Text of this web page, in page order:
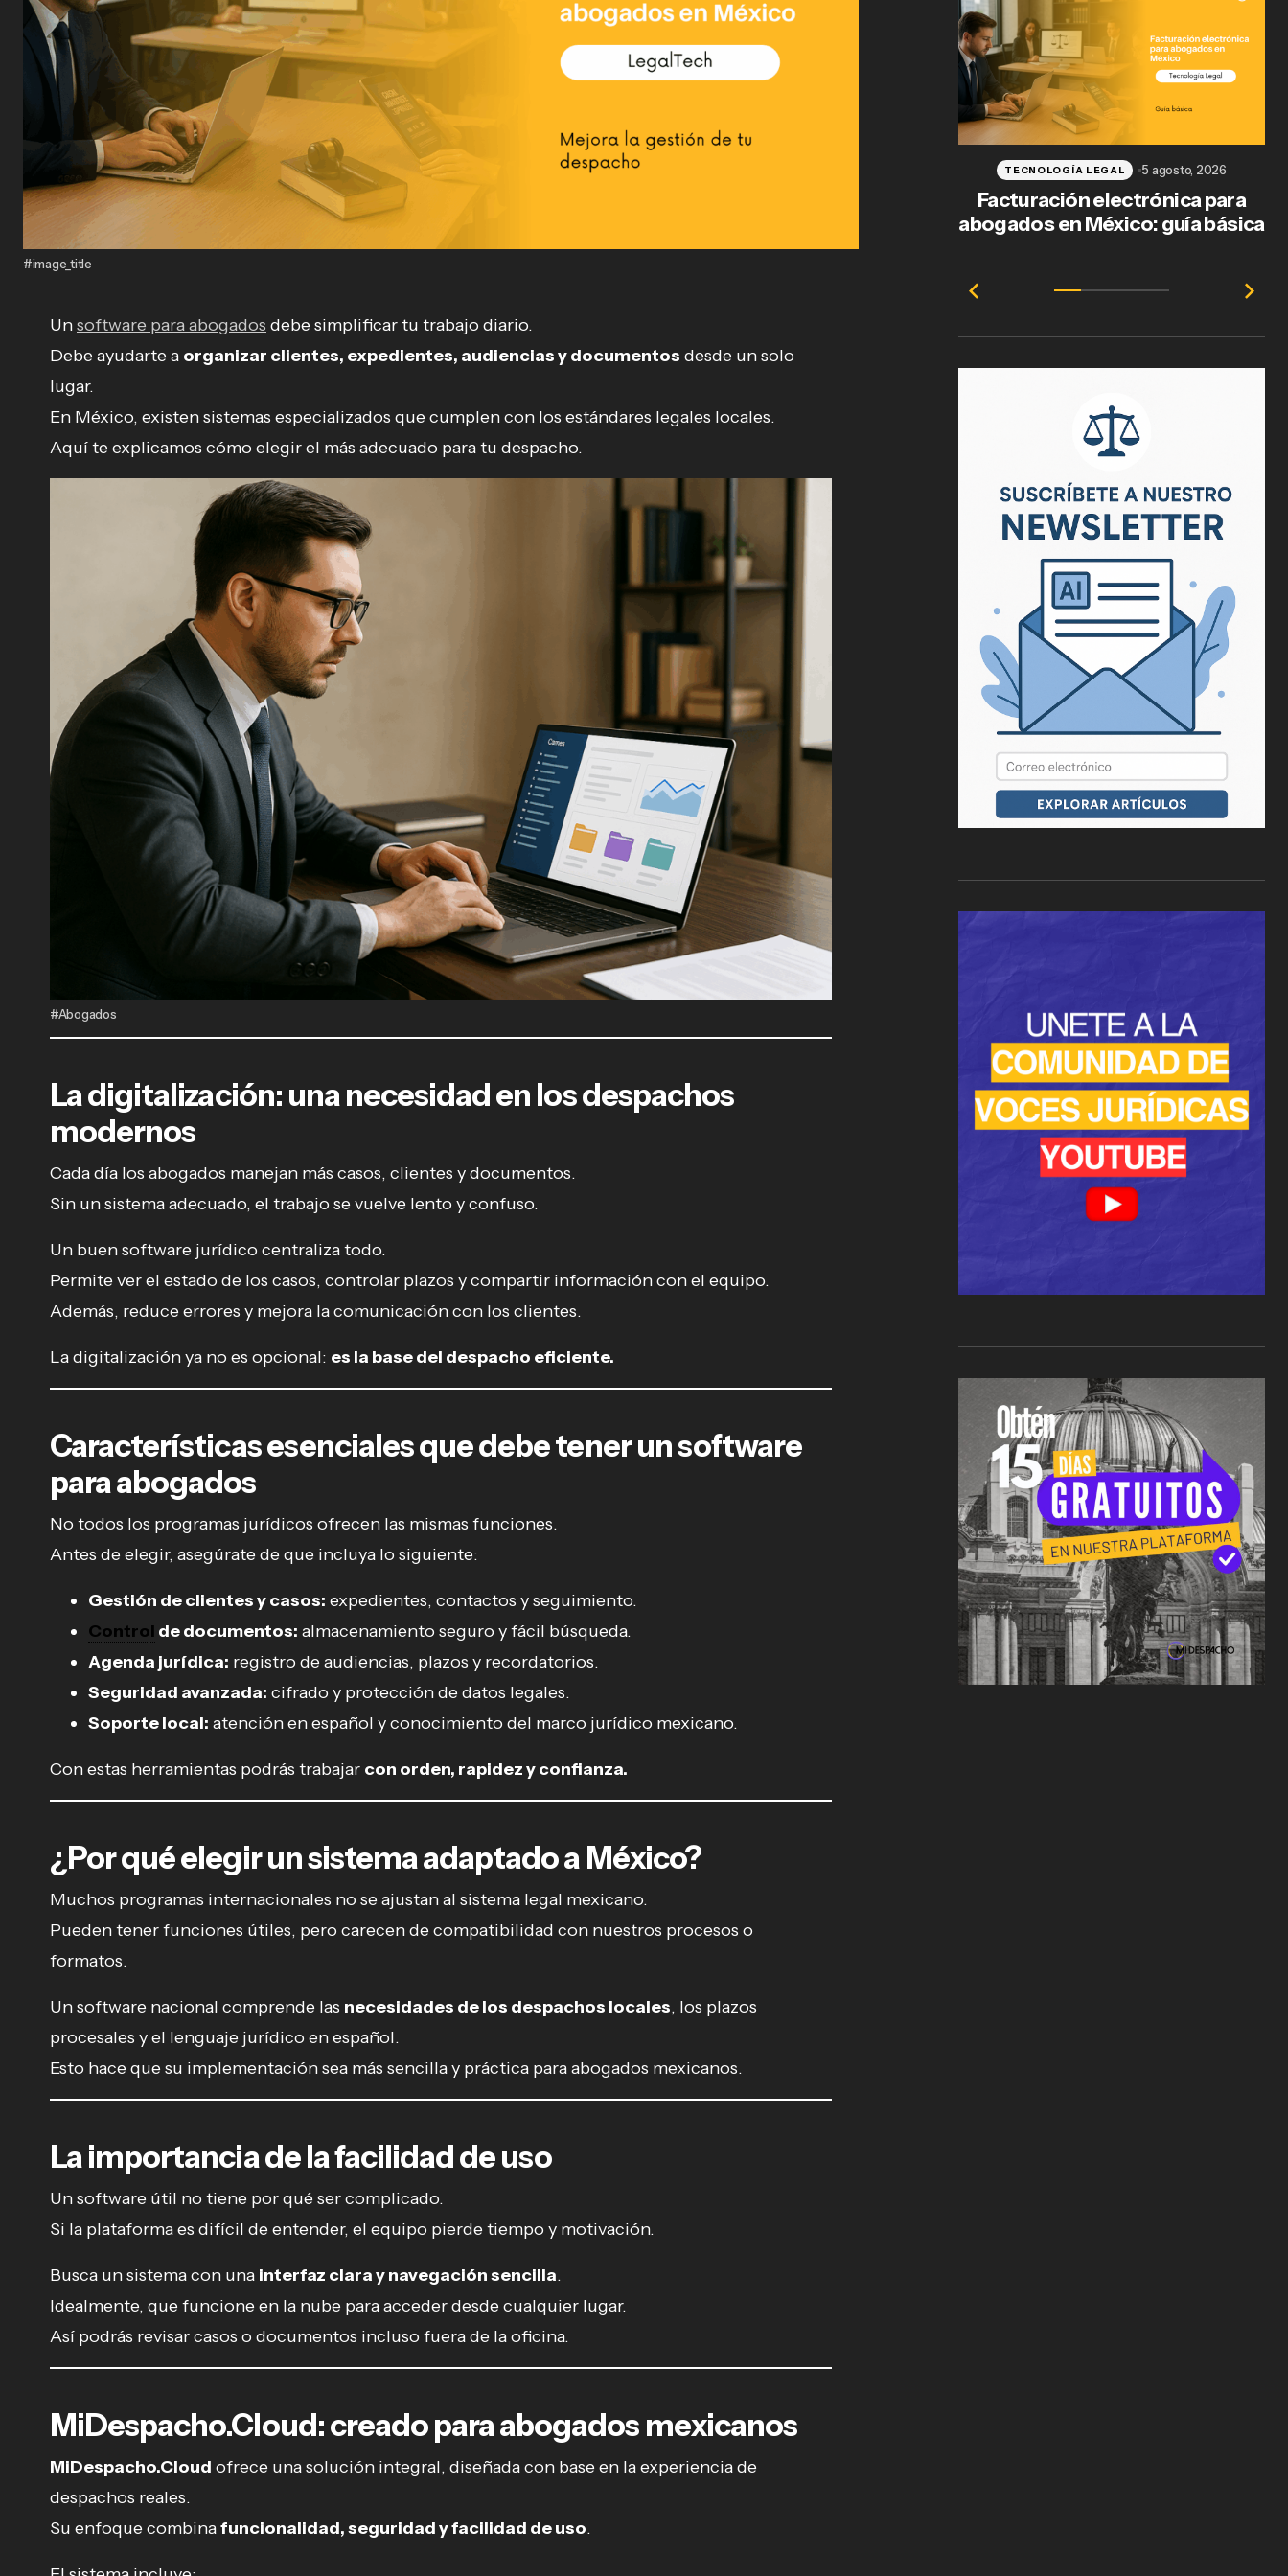
#image_title
Unsoftware para abogados debe simplificar tu trabajo diario.
Debe ayudarte a organizar clientes, expedientes, audiencias y documentos desde un solo
lugar.
En México, existen sistemas especializados que cumplen con los estándares legales locales.
Aquí te explicamos cómo elegir el más adecuado para tu despacho.
#Abogados
La digitalización: una necesidad en los despachos
modernos
Cada día los abogados manejan más casos, clientes y documentos.
Sin un sistema adecuado, el trabajo se vuelve lento y confuso.
Un buen software jurídico centraliza todo.
Permite ver el estado de los casos, controlar plazos y compartir información con el equipo.
Además, reduce errores y mejora la comunicación con los clientes.
La digitalización ya no es opcional: es la base del despacho eficiente.
Características esenciales que debe tener un software
para abogados
No todos los programas jurídicos ofrecen las mismas funciones.
Antes de elegir, asegúrate de que incluya lo siguiente:
Gestión de clientes y casos: expedientes, contactos y seguimiento.
Control de documentos: almacenamiento seguro y fácil búsqueda.
Agenda jurídica: registro de audiencias, plazos y recordatorios.
Seguridad avanzada: cifrado y protección de datos legales.
Soporte local: atención en español y conocimiento del marco jurídico mexicano.
Con estas herramientas podrás trabajar con orden, rapidez y confianza.
¿Por qué elegir un sistema adaptado a México?
Muchos programas internacionales no se ajustan al sistema legal mexicano.
Pueden tener funciones útiles, pero carecen de compatibilidad con nuestros procesos o
formatos.
Un software nacional comprende las necesidades de los despachos locales, los plazos
procesales y el lenguaje jurídico en español.
Esto hace que su implementación sea más sencilla y práctica para abogados mexicanos.
La importancia de la facilidad de uso
Un software útil no tiene por qué ser complicado.
Si la plataforma es difícil de entender, el equipo pierde tiempo y motivación.
Busca un sistema con una interfaz clara y navegación sencilla.
Idealmente, que funcione en la nube para acceder desde cualquier lugar.
Así podrás revisar casos o documentos incluso fuera de la oficina.
MiDespacho.Cloud: creado para abogados mexicanos
MiDespacho.Cloud ofrece una solución integral, diseñada con base en la experiencia de
despachos reales.
Su enfoque combinafuncionalidad, seguridad y facilidad de uso.
Facturación electrónica para
abogados en México: guía básica
TECNOLOGÍA LEGAL 5 agosto, 2026